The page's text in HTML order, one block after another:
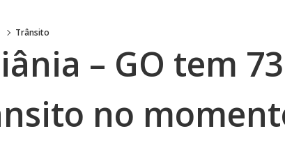
Trânsito
– GO tem
no